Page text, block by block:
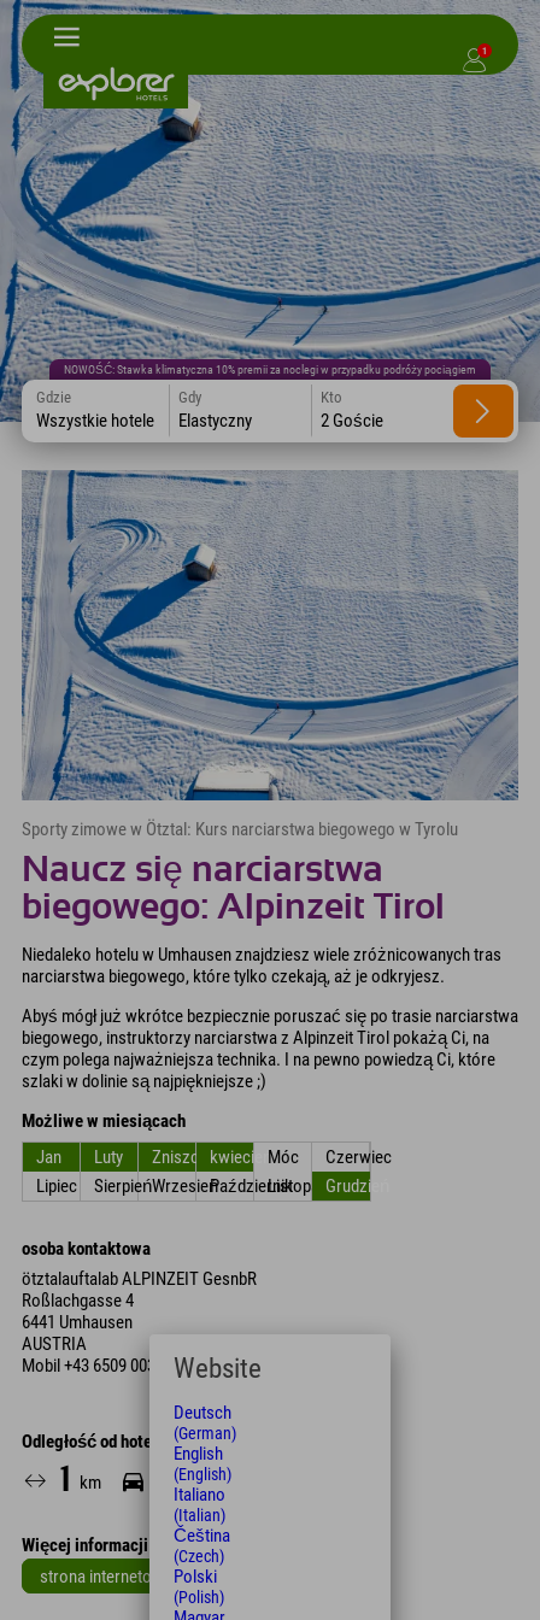
1
NOWOŚĆ: Stawka klimatyczna 10% premii za noclegi w przypadku podróży pociągiem
Gdzie
Wszystkie hotele
Gdy
Elastyczny
Kto
2 Goście
Sporty zimowe w Ötztal: Kurs narciarstwa biegowego w Tyrolu
Naucz się narciarstwa
biegowego: Alpinzeit Tirol
Niedaleko hotelu w Umhausen znajdziesz wiele zróżnicowanych tras
narciarstwa biegowego, które tylko czekają, aż je odkryjesz.
Abyś mógł już wkrótce bezpiecznie poruszać się po trasie narciarstwa
biegowego, instruktorzy narciarstwa z Alpinzeit Tirol pokażą Ci, na
czym polega najważniejsza technika. I na pewno powiedzą Ci, które
szlaki w dolinie są najpiękniejsze ;)
Możliwe w miesiącach
Jan
Luty ZniszczyćkwiecieńMóc
Czerwiec
Lipiec
SierpieńWrzesieńPaździernikListopadGrudzień
osoba kontaktowa
ötztalauftalab ALPINZEIT GesnbR
Roßlachgasse 4
6441 Umhausen
AUSTRIA
Mobil+43 6509 003 038
Odległość od hotelu
1 km 2 Min.
Więcej informacji
strona internetowa
Leaflet
Website
Deutsch
(German)
English
(English)
Italiano
(Italian)
Čeština
(Czech)
Polski
(Polish)